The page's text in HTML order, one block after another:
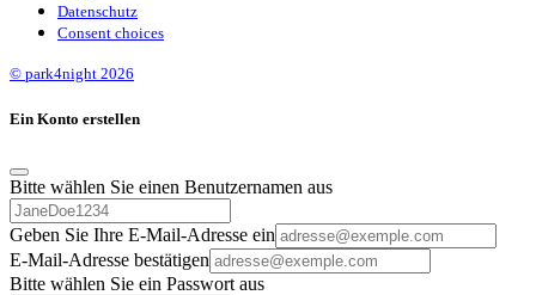
Datenschutz
Consent choices
© park4night 2026
Ein Konto erstellen
Bitte wählen Sie einen Benutzernamen aus
Geben Sie Ihre E-Mail-Adresse ein
E-Mail-Adresse bestätigen
Bitte wählen Sie ein Passwort aus